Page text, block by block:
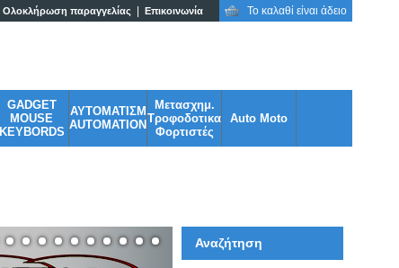
Το καλαθί είναι άδειο
Ολοκλήρωση παραγγελίας Επικοινωνία
GADGET
MOUSE
KEYBORDS
ΑΥΤΟΜΑΤΙΣΜ
AUTOMATION
Μετασχημ.
Τροφοδοτικα
Φορτιστές
Auto Moto
Αναζήτηση